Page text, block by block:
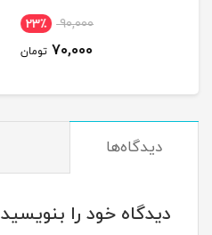
90,000 23٪
70,000 تومان
دیدگاه‌ها
دیدگاه خود را بنویسید